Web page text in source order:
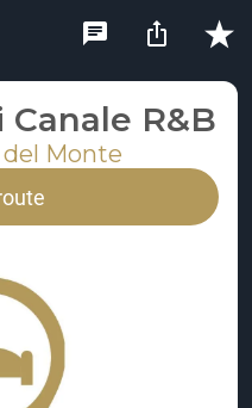
R&B
del Monte